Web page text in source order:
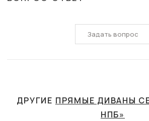
Задать вопрос
ДРУГИЕ ПРЯМЫЕ ДИВАНЫ
НПБ»